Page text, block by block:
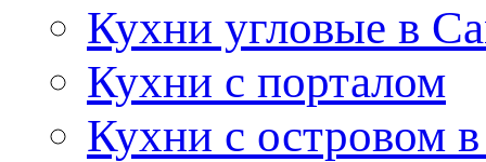
Кухни угловые в
Кухни с порталом
Кухни с островом